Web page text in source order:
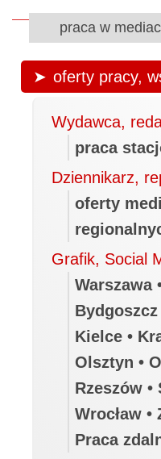
praca w
oferty pracy,
Wydawca,
praca
Dziennikarz,
oferty
Grafik, Social
Warszawa
Bydgoszcz
Kielce •
Olsztyn •
Rzeszów •
Wrocław •
Praca